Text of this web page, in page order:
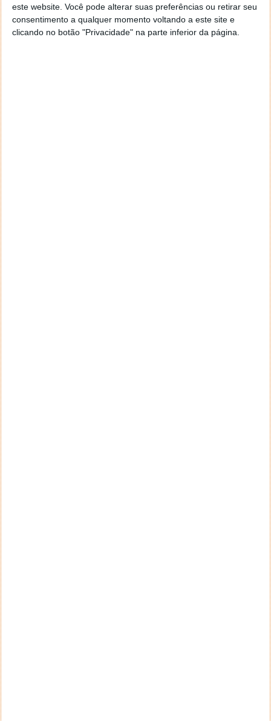
este website. Você pode alterar suas preferências ou retirar seu
consentimento a qualquer momento voltando a este site e
clicando no botão "Privacidade" na parte inferior da página.
Portugal Sem Tripé